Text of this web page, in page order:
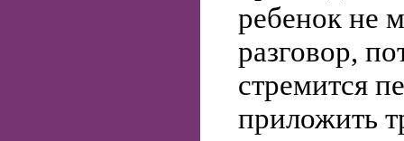
ребенок не
разговор,
стремится
приложить